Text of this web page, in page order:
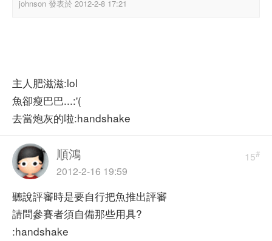
johnson 發表於 2012-2-8 17:21
主人肥滋滋:lol
魚卻瘦巴巴...:'(
去當炮灰的啦:handshake
15#
順鴻
2012-2-16 19:59
聽說評審時是要自行把魚推出評審
請問參賽者須自備那些用具?
:handshake